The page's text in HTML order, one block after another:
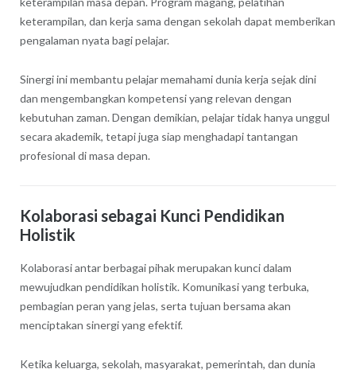
keterampilan, dan kerja sama dengan sekolah dapat memberikan
pengalaman nyata bagi pelajar.
Sinergi ini membantu pelajar memahami dunia kerja sejak dini
dan mengembangkan kompetensi yang relevan dengan
kebutuhan zaman. Dengan demikian, pelajar tidak hanya unggul
secara akademik, tetapi juga siap menghadapi tantangan
profesional di masa depan.
Kolaborasi sebagai Kunci Pendidikan
Holistik
Kolaborasi antar berbagai pihak merupakan kunci dalam
mewujudkan pendidikan holistik. Komunikasi yang terbuka,
pembagian peran yang jelas, serta tujuan bersama akan
menciptakan sinergi yang efektif.
Ketika keluarga, sekolah, masyarakat, pemerintah, dan dunia